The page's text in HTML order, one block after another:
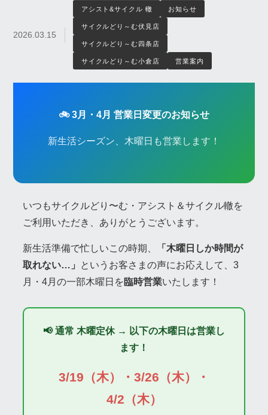
2026.03.15
アシスト&サイクル 轍 お知らせ
サイクルどり～む伏見店
サイクルどり～む四条店
サイクルどり～む小倉店 営業案内
🚲 3月・4月 営業日変更のお知らせ
新生活シーズン、木曜日も営業します！
いつもサイクルどり〜む・アシスト＆サイクル轍を
ご利用いただき、ありがとうございます。
新生活準備で忙しいこの時期、
「木曜日しか時間が
取れない…」 というお客さまの声にお応えして、3
月・4月の一部木曜日を臨時営業いたします！
📢 通常 木曜定休 → 以下の木曜日は営業し
ます！
3/19（木）・3/26（木）・
4/2（木）